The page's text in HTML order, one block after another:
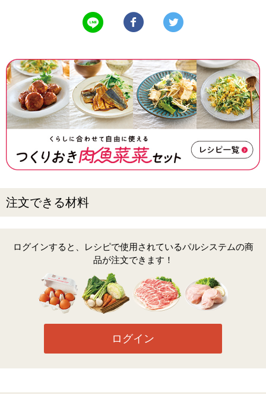
LINEで送る Facebookでシェアする
注文できる材料
ログインすると、レシピで使用されているパルシステムの商
品が注文できます！
ログイン